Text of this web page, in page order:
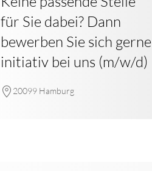
für Sie dabei? Dann
bewerben Sie sich gerne
initiativ bei uns (m/w/d)
20099 Hamburg